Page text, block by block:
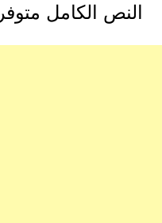
النص الكامل متوفر pdf